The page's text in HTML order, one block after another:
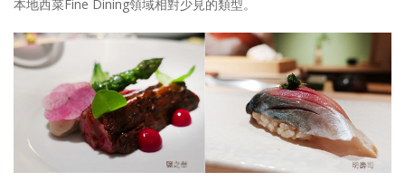
本地西菜Fine Dining領域相對少見的類型。